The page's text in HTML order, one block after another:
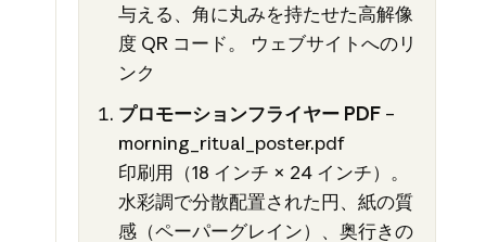
与える、角に丸みを持たせた高解像
度 QR コード。 ウェブサイトへのリ
ンク
プロモーションフライヤー PDF –
morning_ritual_poster.pdf
印刷用（18 インチ × 24 インチ）。
水彩調で分散配置された円、紙の質
感（ペーパーグレイン）、奥行きの